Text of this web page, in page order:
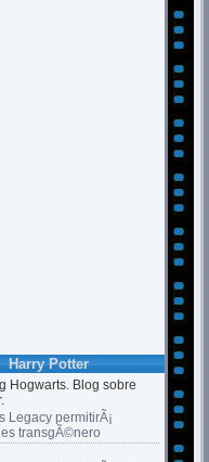
Harry Potter
Hogwarts. Blog sobre
Legacy permitirÃ¡
transgÃ©nero